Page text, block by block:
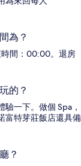
為？
時間：00:00。退房
的？
一下。做個 Spa，
富特芽莊飯店還具備
？